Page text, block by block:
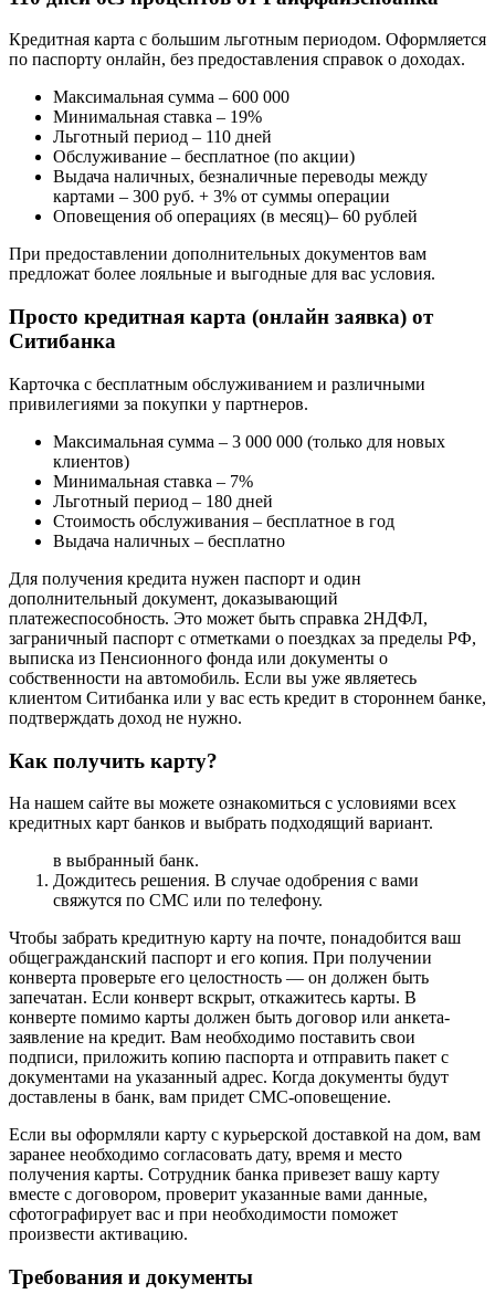
Кредитная карта с большим льготным периодом. Оформляется
по паспорту онлайн, без предоставления справок о доходах.
Максимальная сумма – 600 000
Минимальная ставка – 19%
Льготный период – 110 дней
Обслуживание – бесплатное (по акции)
Выдача наличных, безналичные переводы между
картами – 300 руб. + 3% от суммы операции
Оповещения об операциях (в месяц)– 60 рублей
При предоставлении дополнительных документов вам
предложат более лояльные и выгодные для вас условия.
Просто кредитная карта (онлайн заявка) от
Ситибанка
Карточка с бесплатным обслуживанием и различными
привилегиями за покупки у партнеров.
Максимальная сумма – 3 000 000 (только для новых
клиентов)
Минимальная ставка – 7%
Льготный период – 180 дней
Стоимость обслуживания – бесплатное в год
Выдача наличных – бесплатно
Для получения кредита нужен паспорт и один
дополнительный документ, доказывающий
платежеспособность. Это может быть справка 2НДФЛ,
заграничный паспорт с отметками о поездках за пределы РФ,
выписка из Пенсионного фонда или документы о
собственности на автомобиль. Если вы уже являетесь
клиентом Ситибанка или у вас есть кредит в стороннем банке,
подтверждать доход не нужно.
Как получить карту?
На нашем сайте вы можете ознакомиться с условиями всех
кредитных карт банков и выбрать подходящий вариант.
в выбранный банк.
Дождитесь решения. В случае одобрения с вами
свяжутся по СМС или по телефону.
Чтобы забрать кредитную карту на почте, понадобится ваш
общегражданский паспорт и его копия. При получении
конверта проверьте его целостность — он должен быть
запечатан. Если конверт вскрыт, откажитесь карты. В
конверте помимо карты должен быть договор или анкета-
заявление на кредит. Вам необходимо поставить свои
подписи, приложить копию паспорта и отправить пакет с
документами на указанный адрес. Когда документы будут
доставлены в банк, вам придет СМС-оповещение.
Если вы оформляли карту с курьерской доставкой на дом, вам
заранее необходимо согласовать дату, время и место
получения карты. Сотрудник банка привезет вашу карту
вместе с договором, проверит указанные вами данные,
сфотографирует вас и при необходимости поможет
произвести активацию.
Требования и документы